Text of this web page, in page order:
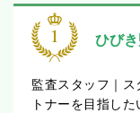
ひび
監査スタッフ｜
トナーを目指した